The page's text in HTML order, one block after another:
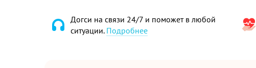
Догси на связи 24/7 и поможет в любой
ситуации. Подробнее